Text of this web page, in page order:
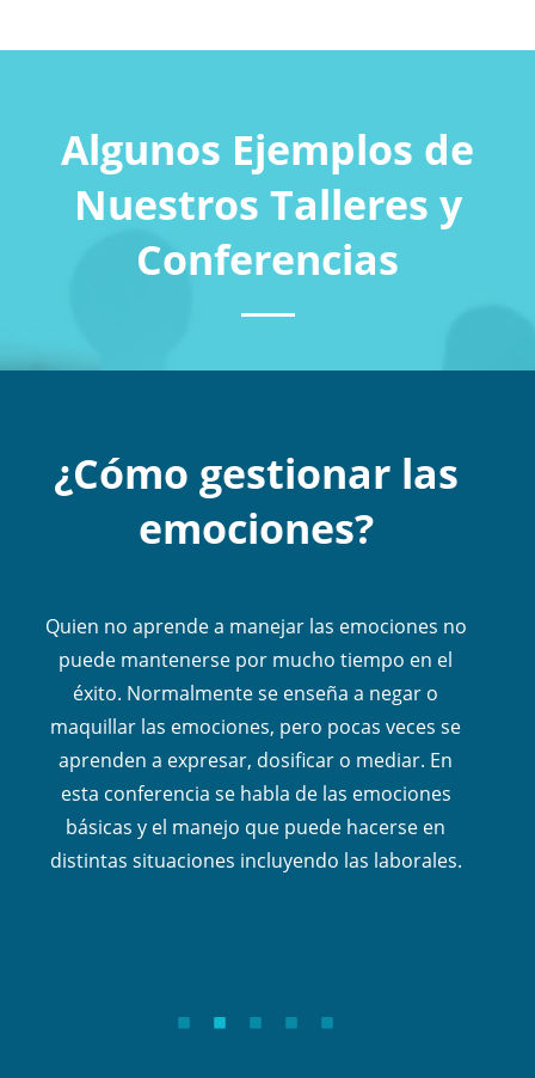
Algunos Ejemplos de
Nuestros Talleres y
Conferencias
¿Cómo gestionar las
emociones?
Quien no aprende a manejar las emociones no
puede mantenerse por mucho tiempo en el
éxito. Normalmente se enseña a negar o
maquillar las emociones, pero pocas veces se
aprenden a expresar, dosificar o mediar. En
esta conferencia se habla de las emociones
básicas y el manejo que puede hacerse en
distintas situaciones incluyendo las laborales.